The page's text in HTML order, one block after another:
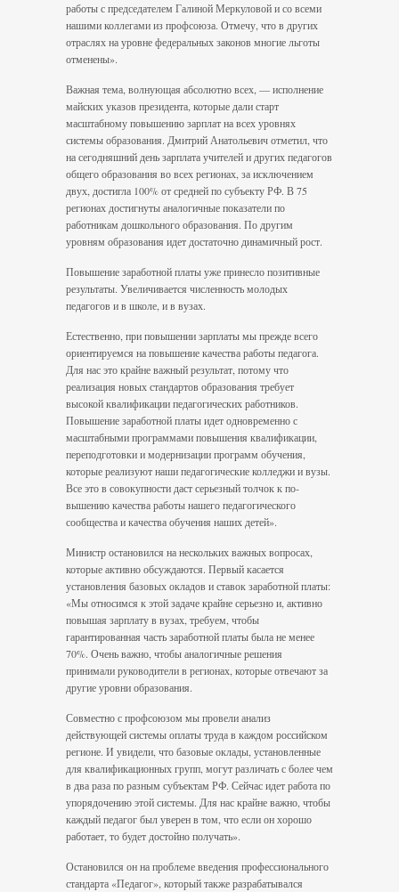
работы с председателем Галиной Меркуловой и со всеми
нашими коллегами из профсоюза. Отмечу, что в других
отраслях на уровне федеральных законов многие льготы
отменены».
Важная тема, волнующая абсолютно всех, — исполнение
майских указов президента, которые дали старт
масштабному повы­шению зарплат на всех уровнях
системы образования. Дмитрий Анатольевич от­метил, что
на сегодняшний день зарплата учителей и других педагогов
общего обра­зования во всех регионах, за исключением
двух, достигла 100% от средней по субъекту РФ. В 75
регионах достигнуты аналогичные показатели по
работникам дошкольного образования. По другим
уровням образо­вания идет достаточно динамичный рост.
Повышение заработной платы уже при­несло позитивные
результаты. Увеличивается численность молодых
педагогов и в школе, и в вузах.
Естественно, при повышении зарплаты мы прежде всего
ориентируемся на повы­шение качества работы педагога.
Для нас это крайне важный результат, потому что
реализация новых стандартов образования требует
высокой квалификации педагоги­ческих работников.
Повышение заработной платы идет одновременно с
масштабными программами повышения квалификации,
переподготовки и модернизации программ обучения,
которые реализуют наши пе­дагогические колледжи и вузы.
Все это в совокупности даст серьезный толчок к по­
вышению качества работы нашего педаго­гического
сообщества и качества обучения наших детей».
Министр остановился на нескольких важных вопросах,
которые активно об­суждаются. Первый касается
установле­ния базовых окладов и ставок заработной платы:
«Мы относимся к этой задаче крайне серьезно и, активно
повышая зарплату в вузах, требуем, чтобы
гарантированная часть заработной платы была не менее
70%. Очень важно, чтобы аналогичные решения
принимали руководители в реги­онах, которые отвечают за
другие уровни образования.
Совместно с профсоюзом мы провели анализ
действующей системы оплаты труда в каждом российском
регионе. И увидели, что базовые оклады, установленные
для квалификационных групп, могут различать с более чем
в два раза по разным субъектам РФ. Сейчас идет работа по
упорядочению этой системы. Для нас крайне важно, чтобы
каждый педагог был уверен в том, что если он хорошо
работает, то будет достойно получать».
Остановился он на проблеме введения профессионального
стандарта «Педагог», который также разрабатывался